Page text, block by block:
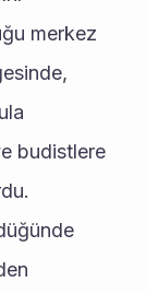
merkez
budistlere